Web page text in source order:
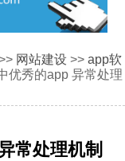
网站建设 >> app软
优秀的app 异常处理
常处理机制